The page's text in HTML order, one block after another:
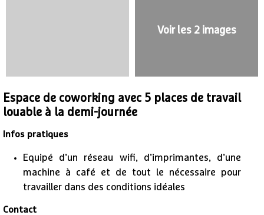
Voir les 2 images
Espace de coworking avec 5 places de travail
louable à la demi-journée
Infos pratiques
Equipé d’un réseau wifi, d’imprimantes, d’une
machine à café et de tout le nécessaire pour
travailler dans des conditions idéales
Contact